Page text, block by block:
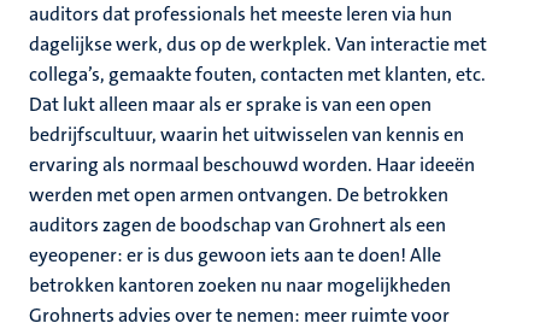
auditors dat professionals het meeste leren via hun
dagelijkse werk, dus op de werkplek. Van interactie met
collega’s, gemaakte fouten, contacten met klanten, etc.
Dat lukt alleen maar als er sprake is van een open
bedrijfscultuur, waarin het uitwisselen van kennis en
ervaring als normaal beschouwd worden. Haar ideeën
werden met open armen ontvangen. De betrokken
auditors zagen de boodschap van Grohnert als een
eyeopener: er is dus gewoon iets aan te doen! Alle
betrokken kantoren zoeken nu naar mogelijkheden
Grohnerts advies over te nemen: meer ruimte voor